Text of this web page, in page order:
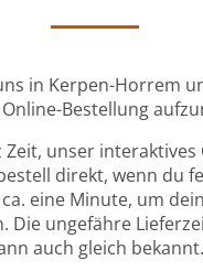
in Kerpen-Horrem
Bestellung
unser interaktives
direkt, wenn du
eine Minute, um
Die ungefähre
auch gleich bekannt.